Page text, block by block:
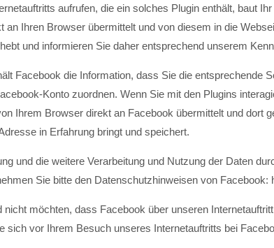
aufrufen, die ein solches Plugin enthält, baut
Ihren Browser übermittelt und von diesem in die
und informieren Sie daher entsprechend unserem
Facebook die Information, dass Sie die entsprechende
Konto zuordnen. Wenn Sie mit den Plugins
Ihrem Browser direkt an Facebook übermittelt und
in Erfahrung bringt und speichert.
und die weitere Verarbeitung und Nutzung der Daten
Sie bitte den Datenschutzhinweisen von Facebook:
möchten, dass Facebook über unseren
sich vor Ihrem Besuch unseres Internetauftritts bei